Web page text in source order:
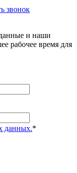
звонок
и наши
рабочее время для
данных.*